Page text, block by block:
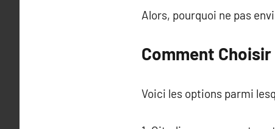
Alors, pourquoi ne pas
Comment
Voici les options parmi